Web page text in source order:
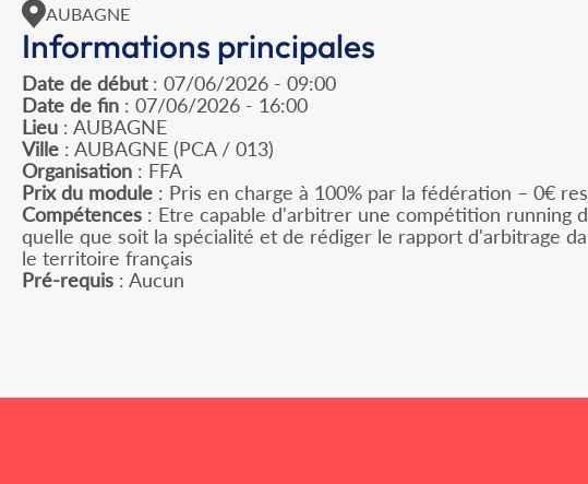
AUBAGNE
Informations principales
Date de début: 07/06/2026 - 09:00
Date de fin : 07/06/2026 - 16:00
Lieu : AUBAGNE
Ville : AUBAGNE (PCA / 013)
Organisation : FFA
Prix du module : Pris en charge à 100% par la fédération – 0€
Compétences : Etre capable d'arbitrer une compétition running
quelle que soit la spécialité et de rédiger le rapport d'arbitrage
le territoire français
Pré-requis : Aucun